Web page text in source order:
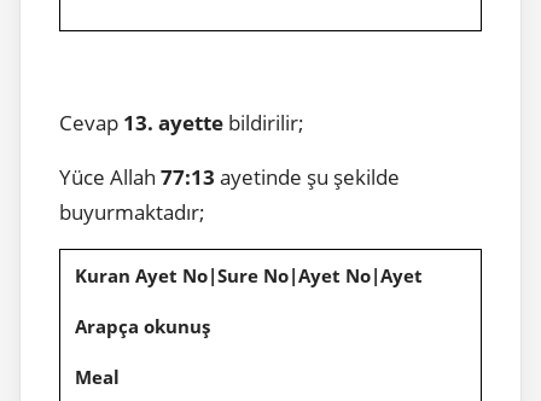
Cevap 13. ayette bildirilir;
Yüce Allah 77:13 ayetinde şu şekilde
buyurmaktadır;
Kuran Ayet No|Sure No|Ayet No|Ayet
Arapça okunuş
Meal